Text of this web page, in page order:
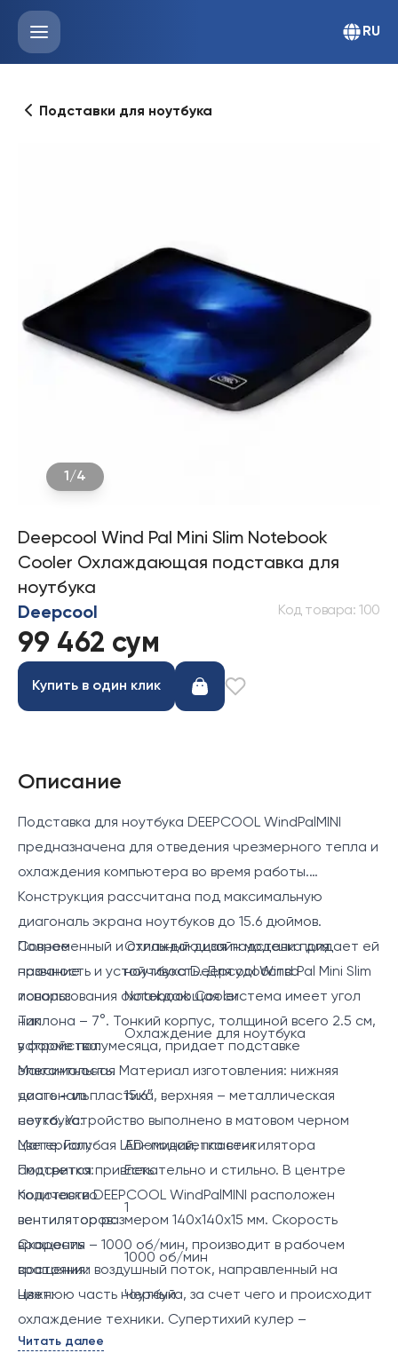
RU
Подставки для ноутбука
1 /4
Deepcool Wind Pal Mini Slim Notebook
Cooler Охлаждающая подставка для
ноутбука
Deepcool
Код товара:100
99 462 сум
Купить в один клик
Описание
Подставка для ноутбука DEEPCOOL WindPalMINI
предназначена для отведения чрезмерного тепла и
охлаждения компьютера во время работы.
Конструкция рассчитана под максимальную
диагональ экрана ноутбуков до 15.6 дюймов.
Современный и стильный дизайн модели придает ей
прочность и устойчивость. Для удобства
использования охлаждающая система имеет угол
наклона – 7°. Тонкий корпус, толщиной всего 2.5 см,
в форме полумесяца, придает подставке
элегантность. Материал изготовления: нижняя
часть – из пластика, верхняя – металлическая
сетка. Устройство выполнено в матовом черном
цвете. Голубая LED-подсветка вентилятора
смотрится привлекательно и стильно. В центре
подставки DEEPCOOL WindPalMINI расположен
вентилятор размером 140х140х15 мм. Скорость
вращения – 1000 об/мин, производит в рабочем
состоянии воздушный поток, направленный на
нижнюю часть ноутбука, за счет чего и происходит
охлаждение техники. Супертихий кулер –
максимальный уровень шума достигает всего 21.6
Полное
название
товара:
Охлаждающая подставка для
ноутбука Deepcool Wind Pal Mini Slim
Notebook Cooler
Тип
устройства:
Охлаждение для ноутбука
Максимальная
диагональ
ноутбука:
15.6″
Материал:
Алюминий, пластик
Подсветка:
Есть
Количество
вентиляторов:
1
Скорость
вращения:
1000 об/мин
Цвет: Черный
Читать далее